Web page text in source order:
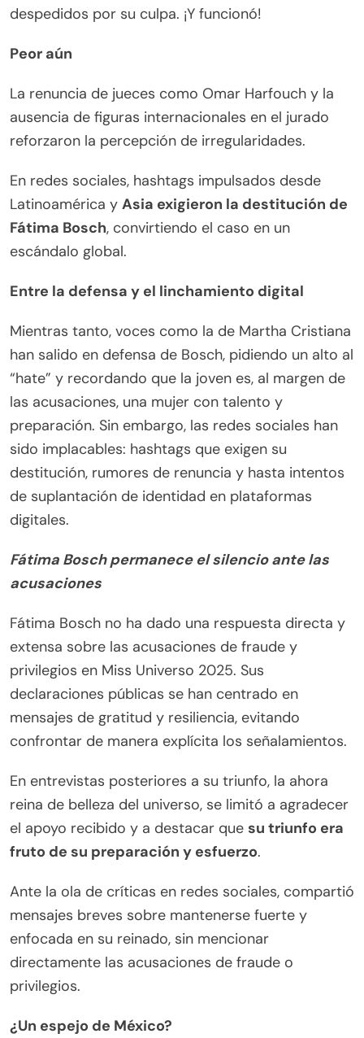
despedidos por su culpa. ¡Y funcionó!
Peor aún
La renuncia de jueces como Omar Harfouch y la
ausencia de figuras internacionales en el jurado
reforzaron la percepción de irregularidades.
En redes sociales, hashtags impulsados desde
Latinoamérica y Asia exigieron la destitución de
Fátima Bosch, convirtiendo el caso en un
escándalo global.
Entre la defensa y el linchamiento digital
Mientras tanto, voces como la de Martha Cristiana
han salido en defensa de Bosch, pidiendo un alto al
“hate” y recordando que la joven es, al margen de
las acusaciones, una mujer con talento y
preparación. Sin embargo, las redes sociales han
sido implacables: hashtags que exigen su
destitución, rumores de renuncia y hasta intentos
de suplantación de identidad en plataformas
digitales.
Fátima Bosch permanece el silencio ante las
acusaciones
Fátima Bosch no ha dado una respuesta directa y
extensa sobre las acusaciones de fraude y
privilegios en Miss Universo 2025. Sus
declaraciones públicas se han centrado en
mensajes de gratitud y resiliencia, evitando
confrontar de manera explícita los señalamientos.
En entrevistas posteriores a su triunfo, la ahora
reina de belleza del universo, se limitó a agradecer
el apoyo recibido y a destacar que su triunfo era
fruto de su preparación y esfuerzo.
Ante la ola de críticas en redes sociales, compartió
mensajes breves sobre mantenerse fuerte y
enfocada en su reinado, sin mencionar
directamente las acusaciones de fraude o
privilegios.
¿Un espejo de México?